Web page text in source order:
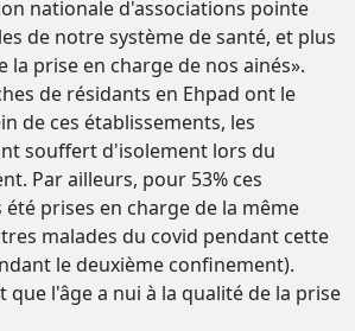
nationale d'associations pointe
de notre système de santé, et plus
prise en charge de nos ainés».
de résidants en Ehpad ont le
de ces établissements, les
souffert d'isolement lors du
Par ailleurs, pour 53% ces
prises en charge de la même
malades du covid pendant cette
le deuxième confinement).
que l'âge a nui à la qualité de la prise